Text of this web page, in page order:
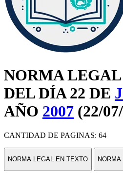
NORMA
DEL DÍA 22 DE
AÑO 2007 (22/
CANTIDAD DE PAGINAS: 64
NORMA LEGAL EN TEXTO